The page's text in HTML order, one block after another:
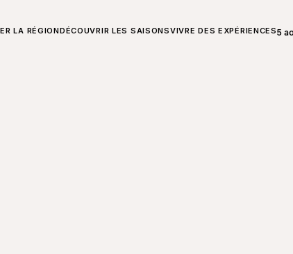
LA RÉGIONDÉCOUVRIR LES SAISONSVIVRE DES EXPÉRIENCES
CHARLEVOIX 5